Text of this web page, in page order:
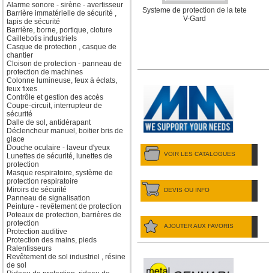
Alarme sonore - sirène - avertisseur
Barrière immatérielle de sécurité ,
tapis de sécurité
Barrière, borne, portique, cloture
Caillebotis industriels
Casque de protection , casque de
chantier
Cloison de protection - panneau de
protection de machines
Colonne lumineuse, feux à éclats,
feux fixes
Contrôle et gestion des accès
Coupe-circuit, interrupteur de
sécurité
Dalle de sol, antidérapant
Déclencheur manuel, boitier bris de
glace
Douche oculaire - laveur d'yeux
Lunettes de sécurité, lunettes de
protection
Masque respiratoire, système de
protection respiratoire
Miroirs de sécurité
Panneau de signalisation
Peinture - revêtement de protection
Poteaux de protection, barrières de
protection
Protection auditive
Protection des mains, pieds
Ralentisseurs
Revêtement de sol industriel , résine
de sol
Systeme de protection de la tete
V-Gard
VOIR LES CATALOGUES
DEVIS OU INFO
AJOUTER AUX FAVORIS